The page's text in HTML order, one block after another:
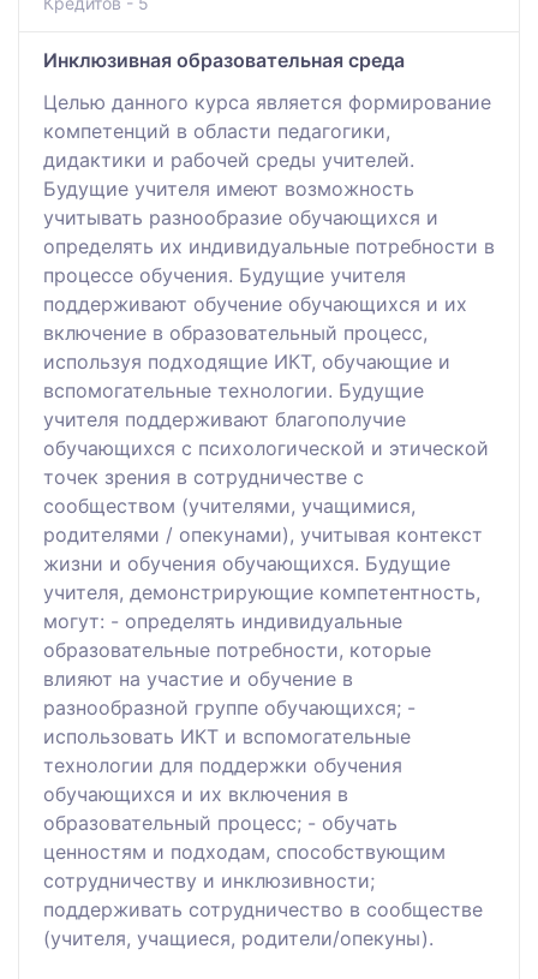
Инклюзивная образовательная среда
Целью данного курса является формирование
компетенций в области педагогики,
дидактики и рабочей среды учителей.
Будущие учителя имеют возможность
учитывать разнообразие обучающихся и
определять их индивидуальные потребности в
процессе обучения. Будущие учителя
поддерживают обучение обучающихся и их
включение в образовательный процесс,
используя подходящие ИКТ, обучающие и
вспомогательные технологии. Будущие
учителя поддерживают благополучие
обучающихся с психологической и этической
точек зрения в сотрудничестве с
сообществом (учителями, учащимися,
родителями / опекунами), учитывая контекст
жизни и обучения обучающихся. Будущие
учителя, демонстрирующие компетентность,
могут: - определять индивидуальные
образовательные потребности, которые
влияют на участие и обучение в
разнообразной группе обучающихся; -
использовать ИКТ и вспомогательные
технологии для поддержки обучения
обучающихся и их включения в
образовательный процесс; - обучать
ценностям и подходам, способствующим
сотрудничеству и инклюзивности;
поддерживать сотрудничество в сообществе
(учителя, учащиеся, родители/опекуны).